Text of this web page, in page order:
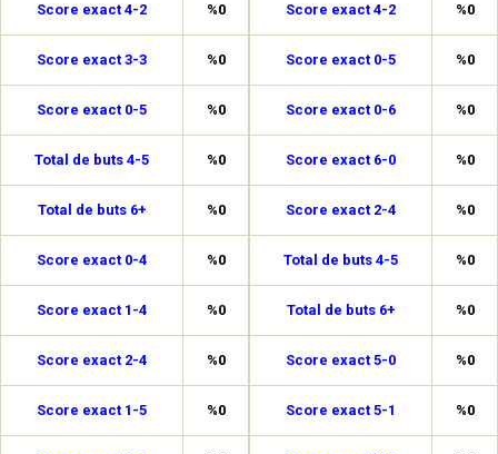
Score exact 4-2 %0
Score exact 3-3 %0
Score exact 0-5 %0
Total de buts 4-5 %0
Total de buts 6+ %0
Score exact 0-4 %0
Score exact 1-4 %0
Score exact 2-4 %0
Score exact 1-5 %0
Score exact 4-2 %0
Score exact 0-5 %0
Score exact 0-6 %0
Score exact 6-0 %0
Score exact 2-4 %0
Total de buts 4-5 %0
Total de buts 6+ %0
Score exact 5-0 %0
Score exact 5-1 %0